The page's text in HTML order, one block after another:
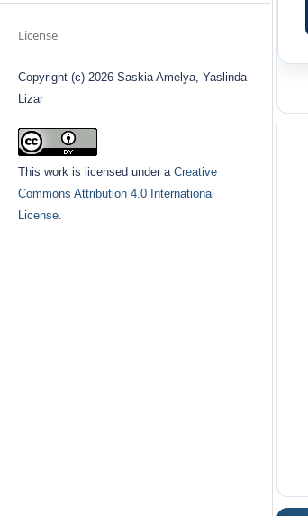
License
Copyright (c) 2026 Saskia Amelya, Yaslinda
Lizar
This work is licensed under aCreative
Commons Attribution 4.0 International
License.